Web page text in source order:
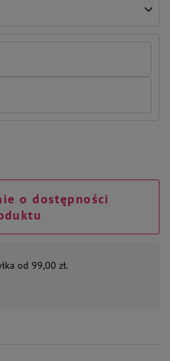
o dostępności
od 99,00 zł.